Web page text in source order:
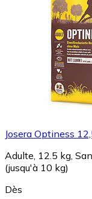
Josera Optiness
Adulte, 12.5 kg,
(jusqu'à 10 kg)
Dès